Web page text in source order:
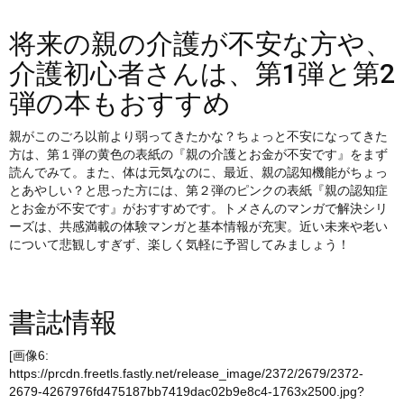
将来の親の介護が不安な方や、
介護初心者さんは、第1弾と第2
弾の本もおすすめ
親がこのごろ以前より弱ってきたかな？ちょっと不安になってきた
方は、第１弾の黄色の表紙の『親の介護とお金が不安です』をまず
読んでみて。また、体は元気なのに、最近、親の認知機能がちょっ
とあやしい？と思った方には、第２弾のピンクの表紙『親の認知症
とお金が不安です』がおすすめです。トメさんのマンガで解決シリ
ーズは、共感満載の体験マンガと基本情報が充実。近い未来や老い
について悲観しすぎず、楽しく気軽に予習してみましょう！
書誌情報
[画像6:
https://prcdn.freetls.fastly.net/release_image/2372/2679/2372-
2679-4267976fd475187bb7419dac02b9e8c4-1763x2500.jpg?